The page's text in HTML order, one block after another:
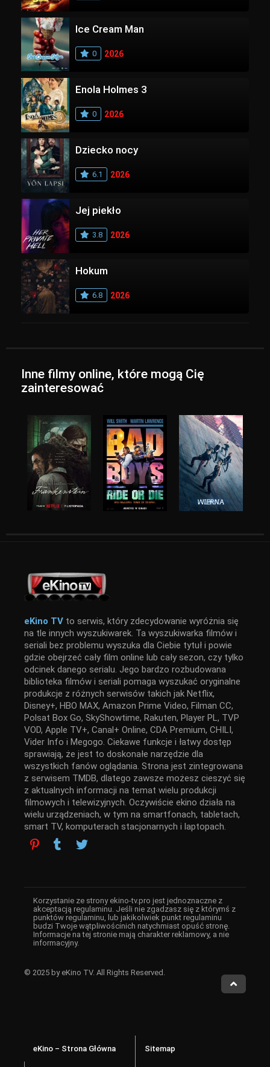
Ice Cream Man
0 2026
Enola Holmes 3
0 2026
Dziecko nocy
6.1 2026
Jej piekło
3.8 2026
Hokum
6.8 2026
Inne filmy online, które mogą Cię
zainteresować
eKino TV to serwis, który zdecydowanie wyróżnia się
na tle innych wyszukiwarek. Ta wyszukiwarka filmów i
seriali bez problemu wyszuka dla Ciebie tytuł i powie
gdzie obejrzeć cały film online lub cały sezon, czy tylko
odcinek danego serialu. Jego bardzo rozbudowana
biblioteka filmów i seriali pomaga wyszukać oryginalne
produkcje z różnych serwisów takich jak Netflix,
Disney+, HBO MAX, Amazon Prime Video, Filman CC,
Polsat Box Go, SkyShowtime, Rakuten, Player PL, TVP
VOD, Apple TV+, Canal+ Online, CDA Premium, CHILI,
Vider Info i Megogo. Ciekawe funkcje i łatwy dostęp
sprawiają, że jest to doskonałe narzędzie dla
wszystkich fanów oglądania. Strona jest zintegrowana
z serwisem TMDB, dlatego zawsze możesz cieszyć się
z aktualnych informacji na temat wielu produkcji
filmowych i telewizyjnych. Oczywiście ekino działa na
wielu urządzeniach, w tym na smartfonach, tabletach,
smart TV, komputerach stacjonarnych i laptopach.
Korzystanie ze strony ekino-tv.pro jest jednoznaczne z
akceptacją regulaminu. Jeśli nie zgadzasz się z którymś z
punktów regulaminu, lub jakikolwiek punkt regulaminu
budzi Twoje wątpliwościnich natychmiast opuść stronę.
Informacje na tej stronie mają charakter reklamowy, a nie
informacyjny.
© 2025 by eKino TV. All Rights Reserved.
eKino – Strona Główna Sitemap